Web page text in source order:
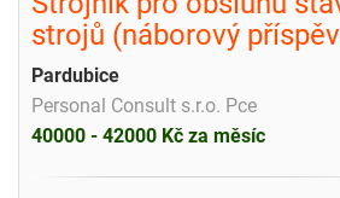
strojů (náborový
Pardubice
Personal Consult s.r.o. Pce
40000 - 42000 Kč za měsíc